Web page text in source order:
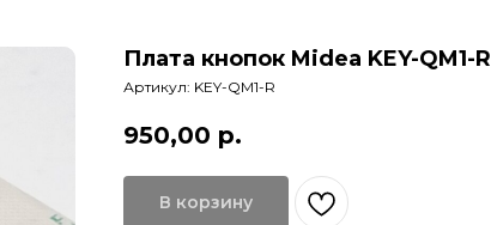
Плата кнопок Midea KEY-QM1-R
Артикул: KEY-QM1-R
950,00 р.
В корзину